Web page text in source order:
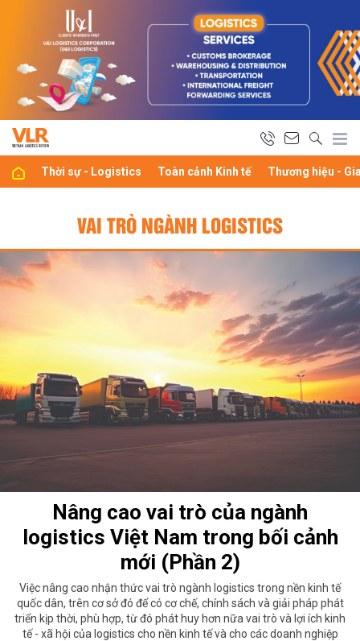
Thời sự - Logistics Toàn cảnh Kinh tế Thương hiệu -
VAI TRÒ NGÀNH LOGISTICS
Nâng cao vai trò của ngành
logistics Việt Nam trong bối cảnh
mới (Phần 2)
Việc nâng cao nhận thức vai trò ngành logistics trong nền kinh tế
quốc dân, trên cơ sở đó để có cơ chế, chính sách và giải pháp phát
triển kịp thời, phù hợp, từ đó phát huy hơn nữa vai trò và lợi ích kinh
tế - xã hội của logistics cho nền kinh tế và cho các doanh nghiệp